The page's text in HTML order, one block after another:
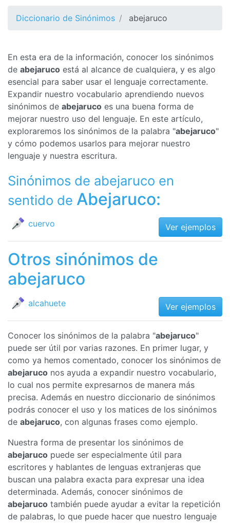
Diccionario de Sinónimos abejaruco
En esta era de la información, conocer los sinónimos
de abejaruco está al alcance de cualquiera, y es algo
esencial para saber usar el lenguaje correctamente.
Expandir nuestro vocabulario aprendiendo nuevos
sinónimos de abejaruco es una buena forma de
mejorar nuestro uso del lenguaje. En este artículo,
exploraremos los sinónimos de la palabra "abejaruco"
y cómo podemos usarlos para mejorar nuestro
lenguaje y nuestra escritura.
Sinónimos de abejaruco en
sentido de Abejaruco:
cuervo Ver ejemplos
Otros sinónimos de
abejaruco
alcahuete Ver ejemplos
Conocer los sinónimos de la palabra "abejaruco"
puede ser útil por varias razones. En primer lugar, y
como ya hemos comentado, conocer los sinónimos de
abejaruco nos ayuda a expandir nuestro vocabulario,
lo cual nos permite expresarnos de manera más
precisa. Además en nuestro diccionario de sinónimos
podrás conocer el uso y los matices de los sinónimos
de abejaruco, con algunas frases como ejemplo.
Nuestra forma de presentar los sinónimos de
abejaruco puede ser especialmente útil para
escritores y hablantes de lenguas extranjeras que
buscan una palabra exacta para expresar una idea
determinada. Además, conocer sinónimos de
abejaruco también puede ayudar a evitar la repetición
de palabras, lo que puede hacer que nuestro lenguaje